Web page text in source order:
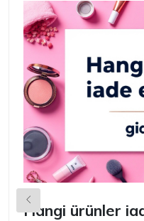
Hangi ürünler